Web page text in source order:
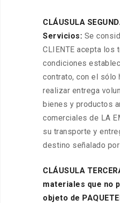
CLÁUSULA
Servicios: Se
CLIENTE acepta los
condiciones
contrato, con el sólo
realizar entrega
bienes y productos
comerciales de LA
su transporte y
destino señalado por
CLÁUSULA
materiales que no
objeto de